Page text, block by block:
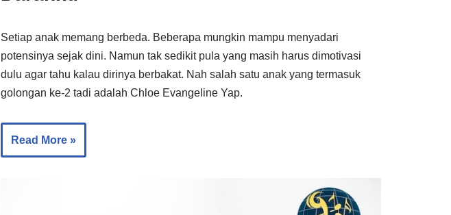
Setiap anak memang berbeda. Beberapa mungkin mampu menyadari
potensinya sejak dini. Namun tak sedikit pula yang masih harus dimotivasi
dulu agar tahu kalau dirinya berbakat. Nah salah satu anak yang termasuk
golongan ke-2 tadi adalah Chloe Evangeline Yap.
Read More »